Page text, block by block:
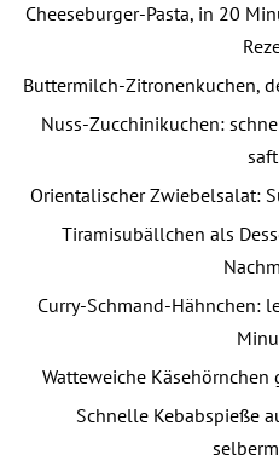
Cheeseburger-Pasta, in 20
Buttermilch-Zitronenkuchen,
Nuss-Zucchinikuchen:
Orientalischer Zwiebelsalat:
Tiramisubällchen als
Curry-Schmand-Hähnchen:
Watteweiche
Schnelle Kebabspieße